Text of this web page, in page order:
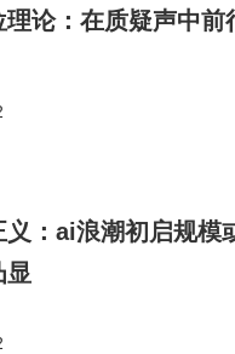
理论：在质疑声中
义：ai浪潮初启规模
显